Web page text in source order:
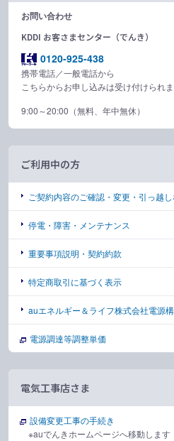
お問い合わせ
KDDI お客さまセンター（でんき）
0120-925-438
携帯電話／一般電話から
こちらからお申し込みは受け付けられ
9:00～20:00（無料、年中無休）
ご利用中の方
ご契約内容のご確認・変更・引っ越
停電・障害・メンテナンス
重要事項説明・契約約款
特定商取引に基づく表示
auエネルギー＆ライフ株式会社電源
電源調達等調整単価
電気工事店さま
設備変更工事の手続き
※auでんきホームページへ移動します